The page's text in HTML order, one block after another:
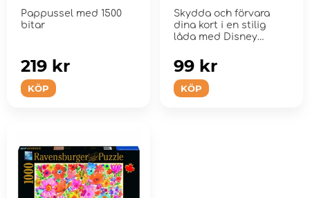
Pappussel med 1500
bitar
KÖP
219 kr
Skydda och förvara
dina kort i en stilig
låda med Disney
KÖP
99 kr